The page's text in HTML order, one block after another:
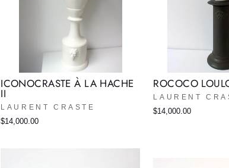
ICONOCRASTE À LA HACHE
II
LAURENT CRASTE
$14,000.00
ROCOCO
LAURENT
$14,000.00